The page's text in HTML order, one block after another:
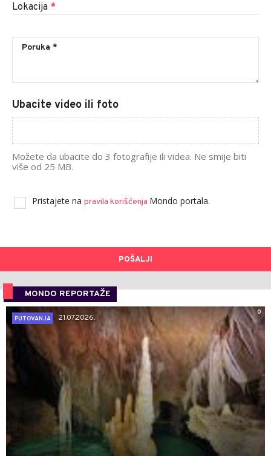
Lokacija *
Ubacite video ili foto
Možete da ubacite do 3 fotografije ili videa. Ne smije biti
više od 25 MB.
Pristajete na pravila korišćenja Mondo portala.
POŠALJI
MONDO REPORTAŽE
0
PUTOVANJA
21.07.2026.